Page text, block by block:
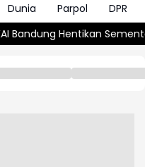
Dunia Parpol
DPR
Kereta Pascagempa